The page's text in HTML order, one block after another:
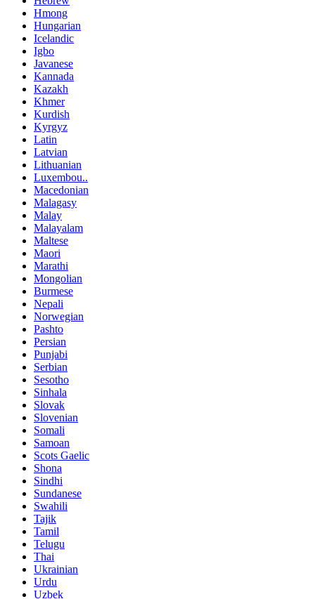
Hmong
Hungarian
Icelandic
Igbo
Javanese
Kannada
Kazakh
Khmer
Kurdish
Kyrgyz
Latin
Latvian
Lithuanian
Luxembou..
Macedonian
Malagasy
Malay
Malayalam
Maltese
Maori
Marathi
Mongolian
Burmese
Nepali
Norwegian
Pashto
Persian
Punjabi
Serbian
Sesotho
Sinhala
Slovak
Slovenian
Somali
Samoan
Scots Gaelic
Shona
Sindhi
Sundanese
Swahili
Tajik
Tamil
Telugu
Thai
Ukrainian
Urdu
Uzbek